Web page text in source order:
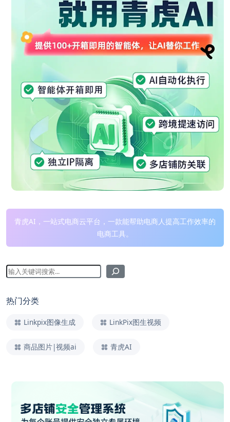
青虎AI，一站式电商云平台，一款能帮助电商人提高工作效率的
电商工具。
热门分类
Linkpix图像生成 LinkPix图生视频
商品图片|视频ai 青虎AI